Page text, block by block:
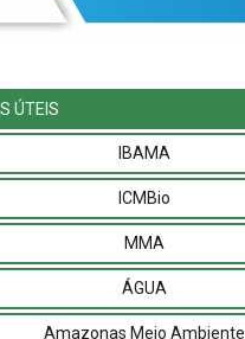
ÚTEIS
IBAMA
ICMBio
MMA
ÁGUA
Amazonas Meio Ambiente